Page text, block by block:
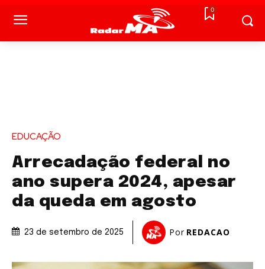
0
EDUCAÇÃO
Arrecadação federal no
ano supera 2024, apesar
da queda em agosto
23 de setembro de 2025 Por REDACAO